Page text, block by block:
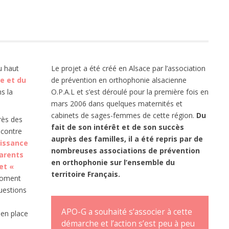
haut
et du
la
des
«
place
Le projet a été créé en Alsace par l’association
de prévention en orthophonie alsacienne
O.P.A.L et s’est déroulé pour la première fois en
mars 2006 dans quelques maternités et
cabinets de sages-femmes de cette région. Du
fait de son intérêt et de son succès
auprès des familles, il a été repris par de
nombreuses associations de prévention
en orthophonie sur l’ensemble du
territoire Français.
APO-G a souhaité s’associer à cette
démarche et l’action s’est peu à peu